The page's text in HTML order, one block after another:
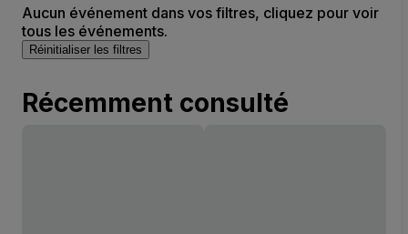
Aucun événement dans vos filtres, cliquez pour voir
tous les événements.
Réinitialiser les filtres
Récemment consulté